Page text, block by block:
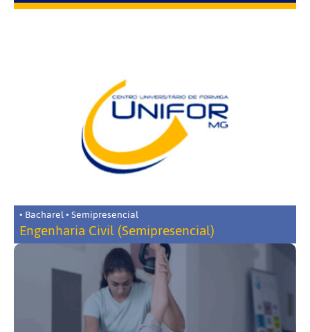
• Bacharel • Semipresencial
Engenharia Civil (Semipresencial)